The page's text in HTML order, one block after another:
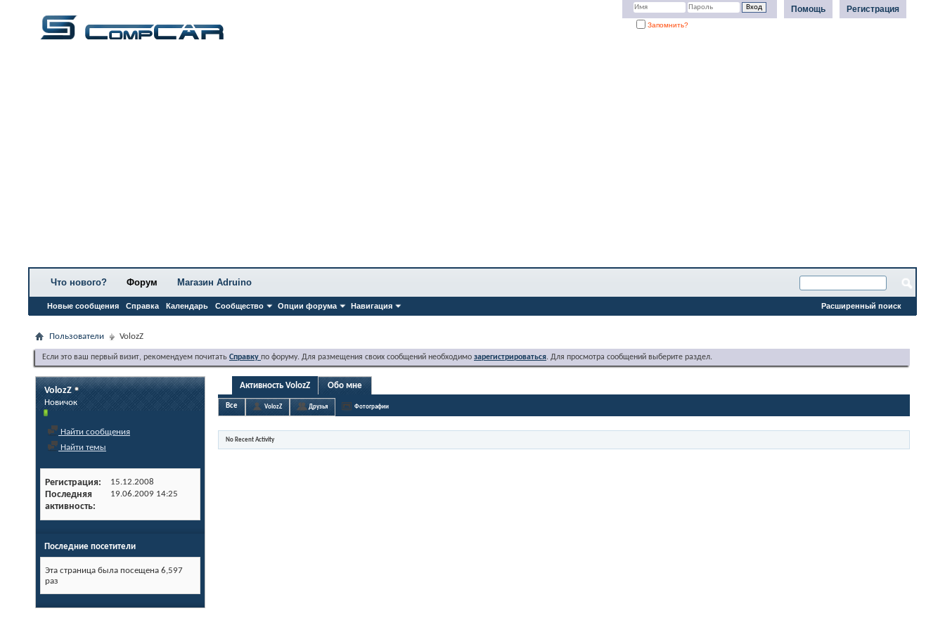
Регистрация
Помощь
Запомнить?
Что нового? Форум
Новые сообщения Справка Календарь Сообщество Опции форума Навигация
Магазин Adruino
Расширенный поиск
Пользователи VolozZ
Если это ваш первый визит, рекомендуем почитать Справку по форуму. Для размещения своих сообщений необходимо зарегистрироваться. Для просмотра сообщений выберите раздел.
VolozZ
Новичок
Найти сообщения
Найти темы
Регистрация 15.12.2008
Последняя
активность
19.06.2009 14:25
Последние посетители
Эта страница была посещена 6,597
раз
Активность VolozZ Обо мне
Все VolozZ Друзья Фотографии
No Recent Activity